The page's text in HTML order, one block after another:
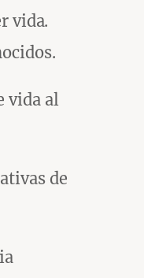
vida.
vida al
de